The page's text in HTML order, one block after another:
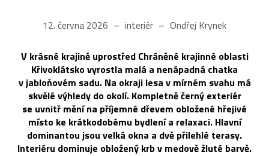
12. června 2026 interiér Ondřej Krynek
V krásné krajině uprostřed Chráněné krajinné oblasti
Křivoklátsko vyrostla malá a nenápadná chatka
v jabloňovém sadu. Na okraji lesa v mírném svahu má
skvělé výhledy do okolí. Kompletně černý exteriér
se uvnitř mění na příjemné dřevem obložené hřejivé
místo ke krátkodobému bydlení a relaxaci. Hlavní
dominantou jsou velká okna a dvě přilehlé terasy.
Interiéru dominuje obložený krb v medově žluté barvě.